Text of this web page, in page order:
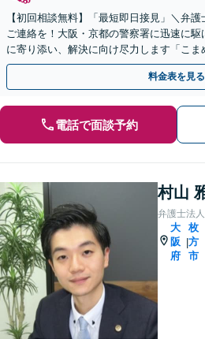
【初回相談無料】「最短即日接見」＼弁
ご連絡を！大阪・京都の警察署に迅速に
に寄り添い、解決に向け尽力します「こ
訴や検察官の主張排斥など実績多数【休日
料金表を見る
電話で面談予約
村山
弁護士法
大
阪
府
|
枚
方
市